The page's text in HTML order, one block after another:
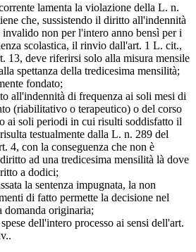
lamenta la violazione della L. n.
che, sussistendo il diritto all'indennità
non per l'intero anno bensì per i
scolastica, il rinvio dall'art. 1 L. cit.,
13, deve riferirsi solo alla misura mensile
spettanza della tredicesima mensilità;
fondato;
all'indennità di frequenza ai soli mesi di
(riabilitativo o terapeutico) o del corso
ai soli periodi in cui risulti soddisfatto il
testualmente dalla L. n. 289 del
4, con la conseguenza che non è
ad una tredicesima mensilità là dove
a dodici;
la sentenza impugnata, la non
di fatto permette la decisione nel
domanda originaria;
dell'intero processo ai sensi dell'art.